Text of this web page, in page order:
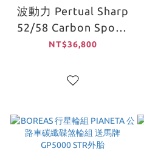
波動力 Pertual Sharp
52/58 Carbon Spoke
公路車輪組
NT$36,800